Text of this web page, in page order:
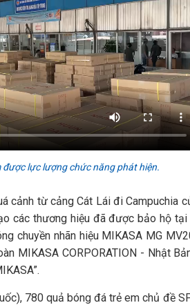
được lực lượng chức năng phát hiện.
cảnh từ cảng Cát Lái đi Campuchia
các thương hiệu đã được bảo hộ
chuyền nhãn hiệu MIKASA MG
MIKASA CORPORATION - Nhật
780 quả bóng đá trẻ em chủ đề